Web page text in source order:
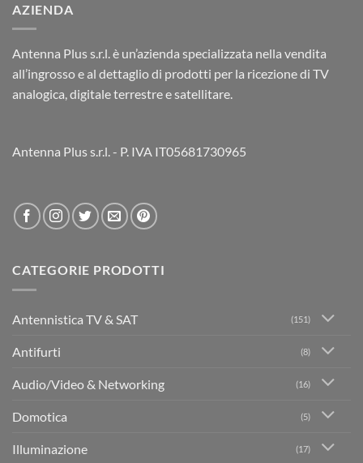
AZIENDA
Antenna Plus s.r.l. è un’azienda specializzata nella vendita
all’ingrosso e al dettaglio di prodotti per la ricezione di TV
analogica, digitale terrestre e satellitare.
Antenna Plus s.r.l. - P. IVA IT05681730965
CATEGORIE PRODOTTI
Antennistica TV & SAT (151)
Antifurti (8)
Audio/Video & Networking (16)
Domotica (5)
Illuminazione (17)